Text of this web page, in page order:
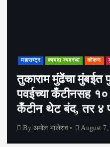
महाराष्ट्र कायदा व्यवस्था कोकण
तुकाराम मुंढेंचा
पवईच्या कँटीनसह १०
कँटीन थेट बंद, तर ४
By अमोल भालेराव August 7,